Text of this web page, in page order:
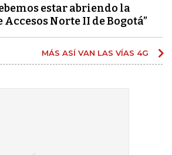
estar abriendo la
Norte II de Bogotá”
MÁS ASÍ VAN LAS VÍAS 4G